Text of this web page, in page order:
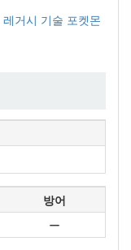
레거시 기술 포켓몬
방어
ー